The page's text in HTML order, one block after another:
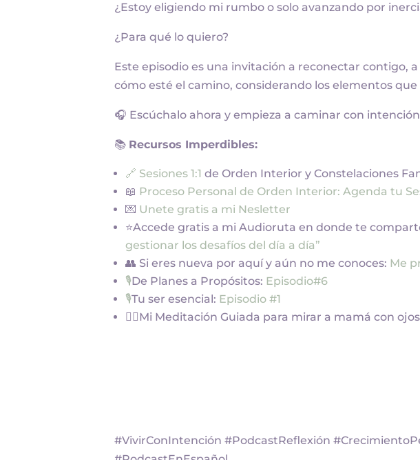
¿Estoy eligiendo mi rumbo o solo avanzando por
¿Para qué lo quiero?
Este episodio es una invitación a reconectar contigo,
cómo esté el camino, considerando los elementos
🎧 Escúchalo ahora y empieza a caminar con
📚 Recursos Imperdibles:
🔗 Sesiones 1:1de Orden Interior y Constelaciones
📖 Proceso Personal de Orden Interior: Agenda tu
💌 Unete gratis a mi Nesletter
⭐Accede gratis a mi Audioruta en donde te
gestionar los desafíos del día a día”
👥 Si eres nueva por aquí y aún no me conoces: Me
🎙️De Planes a Propósitos: Episodio#6
🎙️Tu ser esencial: Episodio #1
🧘‍♀️Mi Meditación Guiada para mirar a mamá con
#VivirConIntención #PodcastReflexión